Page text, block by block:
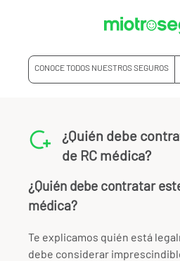
CONOCE TODOS NUESTROS SEGUROS
¿Quién debe
de RC médica?
¿Quién debe contratar
médica?
Te explicamos quién está
debe considerar